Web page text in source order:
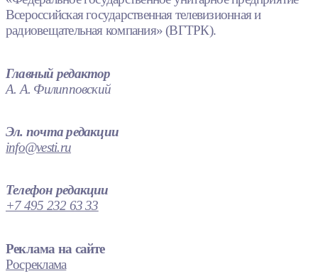
Всероссийская государственная телевизионная и
радиовещательная компания» (ВГТРК).
Главный редактор
А. А. Филипповский
Эл. почта редакции
info@vesti.ru
Телефон редакции
+7 495 232 63 33
Реклама на сайте
Росреклама